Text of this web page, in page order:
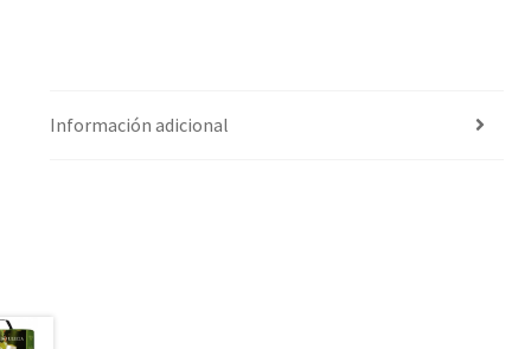
Información adicional